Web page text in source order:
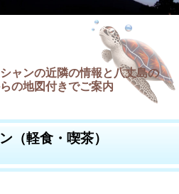
ャンの近隣の情報と八丈島の
の地図付きでご案内
（軽食・喫茶）